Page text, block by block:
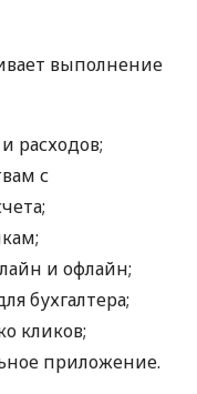
выполнение
расходов;
с
и офлайн;
бухгалтера;
кликов;
приложение.